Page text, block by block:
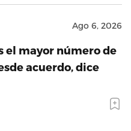
Ago 6, 2026
el mayor número de
acuerdo, dice